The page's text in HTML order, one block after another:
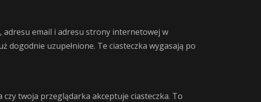
adresu email i adresu strony internetowej w
dogodnie uzupełnione. Te ciasteczka wygasają po
twoja przeglądarka akceptuje ciasteczka. To